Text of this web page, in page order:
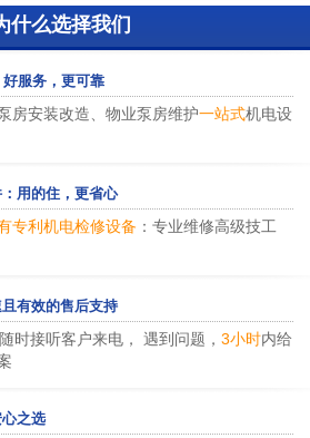
什么选择我们
服务，更可靠
房安装改造、物业泵房维护一站式机电设
用的住，更省心
专利机电检修设备 ：专业维修高级技工
有效的售后支持
时接听客户来电， 遇到问题， 3小时内给
之选